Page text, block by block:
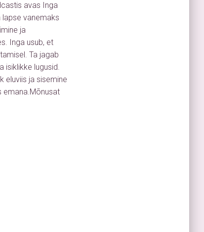
avas Inga
vanemaks
ja
Inga usub, et
Ta jagab
isiklikke lugusid.
eluviis ja sisemine
emana.Mõnusat